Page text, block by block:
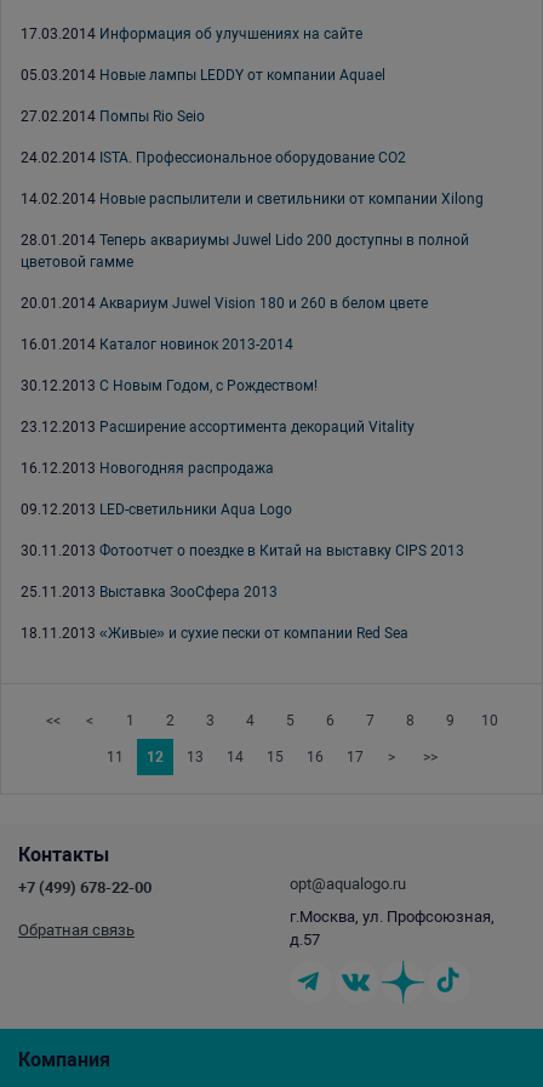
17.03.2014 Информация об улучшениях на сайте
05.03.2014 Новые лампы LEDDY от компании Aquael
27.02.2014 Помпы Rio Seio
24.02.2014 ISTA. Профессиональное оборудование СО2
14.02.2014 Новые распылители и светильники от компании Xilong
28.01.2014 Теперь аквариумы Juwel Lido 200 доступны в полной
цветовой гамме
20.01.2014 Аквариум Juwel Vision 180 и 260 в белом цвете
16.01.2014 Каталог новинок 2013-2014
30.12.2013 С Новым Годом, с Рождеством!
23.12.2013 Расширение ассортимента декораций Vitality
16.12.2013 Новогодняя распродажа
09.12.2013 LED-светильники Aqua Logo
30.11.2013 Фотоотчет о поездке в Китай на выставку CIPS 2013
25.11.2013 Выставка ЗооСфера 2013
18.11.2013 «Живые» и сухие пески от компании Red Sea
<< < 1 2 3 4 5 6 7 8 9 10
11 12 13 14 15 16 17 > >>
Компания
Контакты
+7 (499) 678-22-00
Обратная связь
opt@aqualogo.ru
г.Москва, ул. Профсоюзная,
д.57